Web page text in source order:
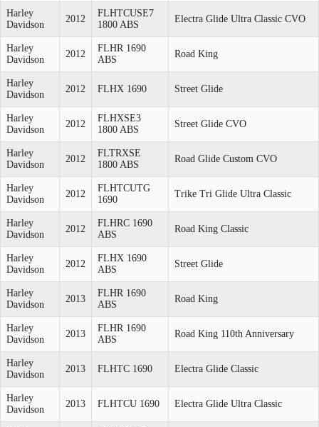
Harley
Davidson
2012
FLHTCUSE7
1800 ABS
Electra Glide Ultra Classic CVO
Harley
Davidson
2012
FLHR 1690
ABS
Road King
Harley
Davidson
2012 FLHX 1690 Street Glide
Harley
Davidson
2012
FLHXSE3
1800 ABS
Street Glide CVO
Harley
Davidson
2012
FLTRXSE
1800 ABS
Road Glide Custom CVO
Harley
Davidson
2012
FLHTCUTG
1690
Trike Tri Glide Ultra Classic
Harley
Davidson
2012
FLHRC 1690
ABS
Road King Classic
Harley
Davidson
2012
FLHX 1690
ABS
Street Glide
Harley
Davidson
2013
FLHR 1690
ABS
Road King
Harley
Davidson
2013
FLHR 1690
ABS
Road King 110th Anniversary
Harley
Davidson
2013 FLHTC 1690 Electra Glide Classic
Harley
Davidson
2013 FLHTCU 1690 Electra Glide Ultra Classic